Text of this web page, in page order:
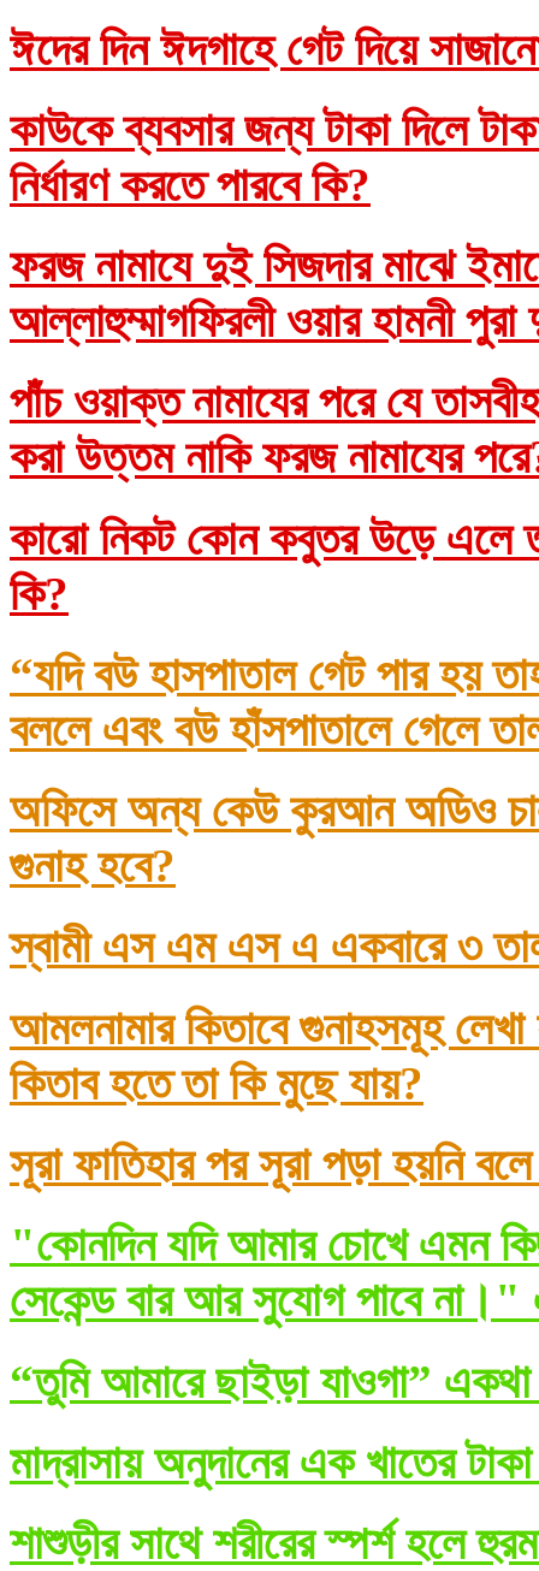
ঈদের দিন ঈদগাহে গেট দিয়ে
কাউকে ব্যবসার জন্য টাকা দিলে
নির্ধারণ করতে পারবে কি?
ফরজ নামাযে দুই সিজদার মাঝে
আল্লাহুম্মাগফিরলী ওয়ার হামনী
পাঁচ ওয়াক্ত নামাযের পরে যে
করা উত্তম নাকি ফরজ নামাযের
কারো নিকট কোন কবুতর উড়ে এলে
কি?
“যদি বউ হাসপাতাল গেট পার হয়
বললে এবং বউ হাঁসপাতালে গেলে
অফিসে অন্য কেউ কুরআন অডিও
গুনাহ হবে?
স্বামী এস এম এস এ একবারে ৩
আমলনামার কিতাবে গুনাহসমূহ
কিতাব হতে তা কি মুছে যায়?
সূরা ফাতিহার পর সূরা পড়া হয়নি
"কোনদিন যদি আমার চোখে এমন
সেকেন্ড বার আর সুযোগ পাবে না।"
“তুমি আমারে ছাইড়া যাওগা” একথা
মাদ্রাসায় অনুদানের এক খাতের
শাশুড়ীর সাথে শরীরের স্পর্শ হলে